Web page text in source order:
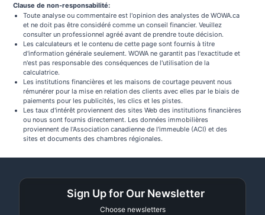
Clause de non-responsabilité:
Toute analyse ou commentaire est l'opinion des analystes de WOWA.ca
et ne doit pas être considéré comme un conseil financier. Veuillez
consulter un professionnel agréé avant de prendre toute décision.
Les calculateurs et le contenu de cette page sont fournis à titre
d'information générale seulement. WOWA ne garantit pas l'exactitude et
n'est pas responsable des conséquences de l'utilisation de la
calculatrice.
Les institutions financières et les maisons de courtage peuvent nous
rémunérer pour la mise en relation des clients avec elles par le biais de
paiements pour les publicités, les clics et les pistes.
Les taux d'intérêt proviennent des sites Web des institutions financières
ou nous sont fournis directement. Les données immobilières
proviennent de l'Association canadienne de l'immeuble (ACI) et des
sites et documents des chambres régionales.
Sign Up for Our Newsletter
Choose newsletters